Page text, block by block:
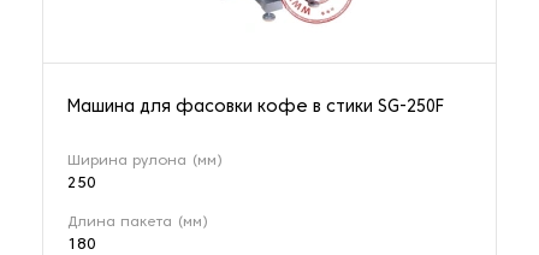
Машина для фасовки кофе в стики SG-250F
Ширина рулона (мм)
250
Длина пакета (мм)
180